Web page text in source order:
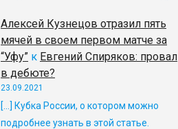
Алексей Кузнецов отразил пять
мячей в своем первом матче за
“Уфу” к Евгений Спиряков: провал
в дебюте?
23.09.2021
[…] Кубка России, о котором можно
подробнее узнать в этой статье.